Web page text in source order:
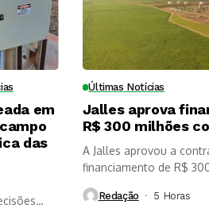
em
das
Últimas Notícias
Jalles aprova
R$ 300 milhões
A Jalles aprovou a
financiamento de R$
Redação 5 Horas ⁮